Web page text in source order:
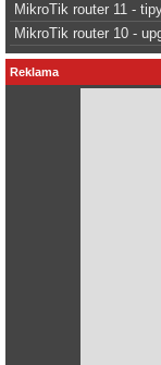
MikroTik router 11 -
MikroTik router 10 -
Reklama